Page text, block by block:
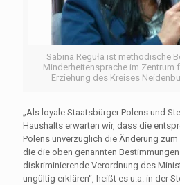
Sabina Reguła ist methodische
Minderheitensprache im Zentrum
Erziehung des Kreises
„Als loyale Staatsbürger Polens und
Haushalts erwarten wir, dass die
Polens unverzüglich die Änderung
die die oben genannten
diskriminierende Verordnung des
ungültig erklären“, heißt es u.a. in der